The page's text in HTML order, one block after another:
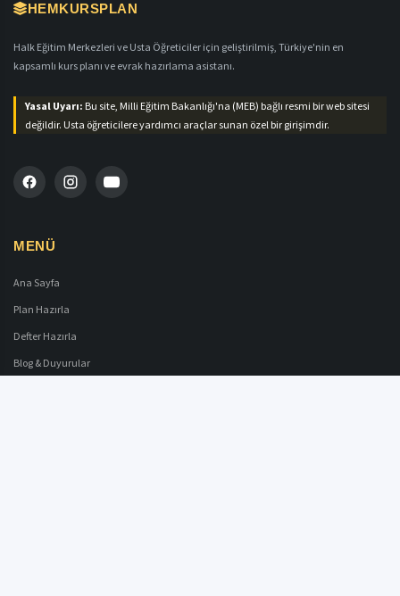
HEMKURSPLAN
Halk Eğitim Merkezleri ve Usta Öğreticiler için geliştirilmiş, Türkiye'nin en
kapsamlı kurs planı ve evrak hazırlama asistanı.
Yasal Uyarı: Bu site, Milli Eğitim Bakanlığı'na (MEB) bağlı resmi bir web sitesi
değildir. Usta öğreticilere yardımcı araçlar sunan özel bir girişimdir.
MENÜ
Ana Sayfa
Plan Hazırla
Defter Hazırla
Blog & Duyurular